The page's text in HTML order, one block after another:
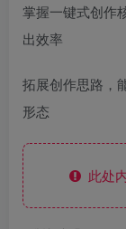
掌握一键式创作
出效率
拓展创作思路，
形态
此处